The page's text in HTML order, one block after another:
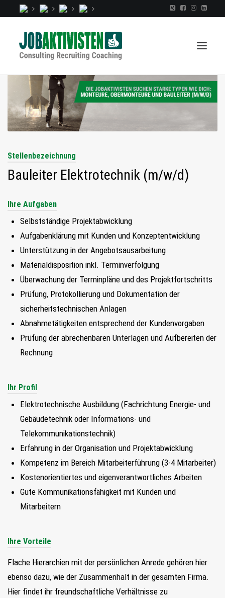
TALENTINDEX
CONSULTING
COACHING
JOBS
FIND MY JOB
JETZT BEWERBEN
Stellenbezeichnung
Bauleiter Elektrotechnik (m/w/d)
Ihre Aufgaben
Selbstständige Projektabwicklung
Aufgabenklärung mit Kunden und Konzeptentwicklung
Unterstützung in der Angebotsausarbeitung
Materialdisposition inkl. Terminverfolgung
Überwachung der Terminpläne und des Projektfortschritts
Prüfung, Protokollierung und Dokumentation der
sicherheitstechnischen Anlagen
Abnahmetätigkeiten entsprechend der Kundenvorgaben
Prüfung der abrechenbaren Unterlagen und Aufbereiten der
Rechnung
Ihr Profil
Elektrotechnische Ausbildung (Fachrichtung Energie- und
Gebäudetechnik oder Informations- und
Telekommunikationstechnik)
Erfahrung in der Organisation und Projektabwicklung
Kompetenz im Bereich Mitarbeiterführung (3-4 Mitarbeiter)
Kostenorientiertes und eigenverantwortliches Arbeiten
Gute Kommunikationsfähigkeit mit Kunden und
Mitarbeitern
Ihre Vorteile
Flache Hierarchien mit der persönlichen Anrede gehören hier
ebenso dazu, wie der Zusammenhalt in der gesamten Firma.
Hier findet ihr freundschaftliche Verhältnisse zu